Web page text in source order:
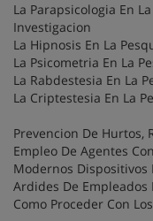
La Parapsicologia En
Investigacion
La Hipnosis En La
La Psicometria En La
La Rabdestesia En La
La Criptestesia En La
Prevencion De Hurtos,
Empleo De Agentes
Modernos Dispositivos
Ardides De Empleados
Como Proceder Con